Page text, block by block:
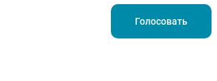
Голосовать